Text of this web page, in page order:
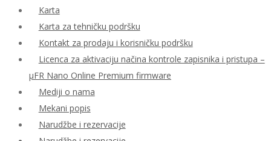
Karta
Karta za tehničku podršku
Kontakt za prodaju i korisničku podršku
Licenca za aktivaciju načina kontrole zapisnika i pristupa –
μFR Nano Online Premium firmware
Mediji o nama
Mekani popis
Narudžbe i rezervacije